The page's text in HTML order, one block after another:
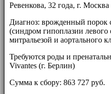
Ревенкова, 32 года, г. Москва
Диагноз: врожденный
(синдром гипоплазии левого
митральезой и аортального
Требуются роды и
Vivantes (г. Берлин)
Сумма к сбору: 863 727 руб.